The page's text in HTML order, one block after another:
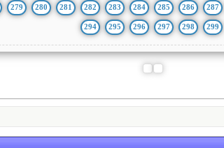
279 280 281 282 283 284 285 286 287
294 295 296 297 298 299